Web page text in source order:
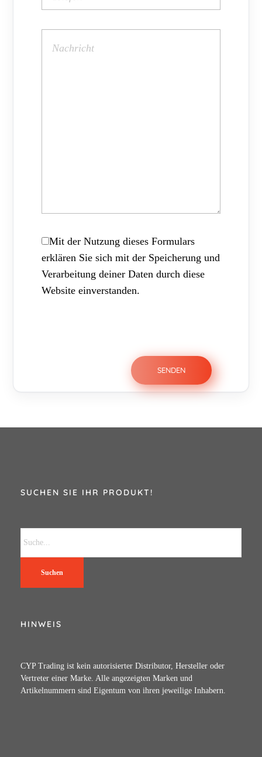
Mit der Nutzung dieses Formulars
erklären Sie sich mit der Speicherung und
Verarbeitung deiner Daten durch diese
Website einverstanden.
SUCHEN SIE IHR PRODUKT!
Suchen
HINWEIS
CYP Trading ist kein autorisierter Distributor, Hersteller oder
Vertreter einer Marke. Alle angezeigten Marken und
Artikelnummern sind Eigentum von ihren jeweilige Inhabern.